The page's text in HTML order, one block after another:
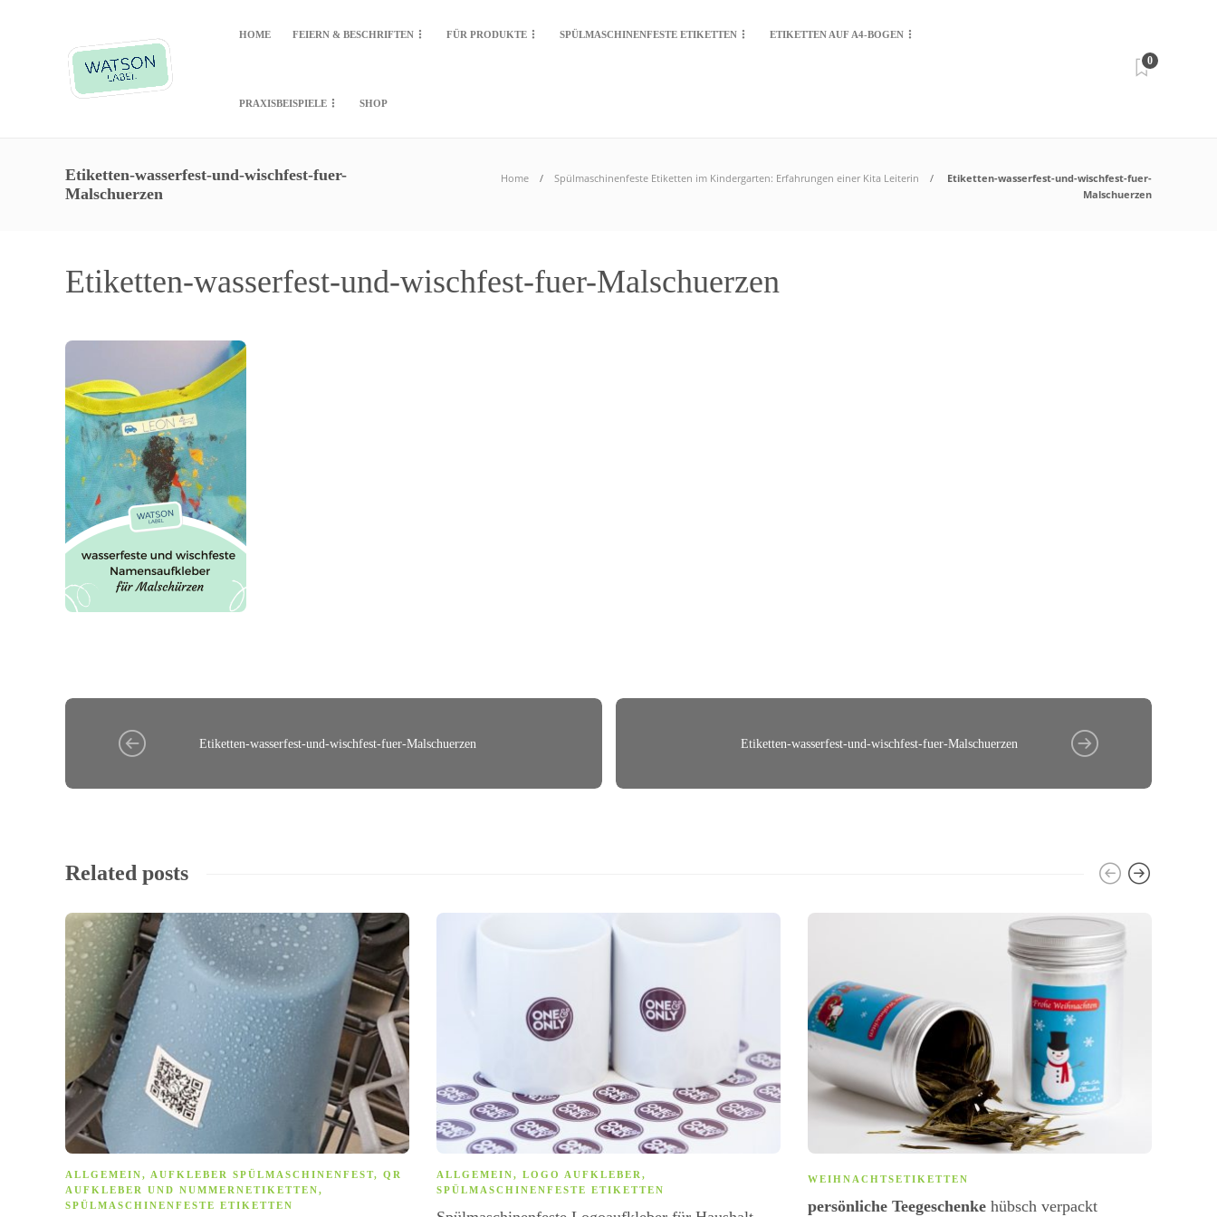
HOME FEIERN & BESCHRIFTEN FÜR PRODUKTE SPÜLMASCHINENFESTE ETIKETTEN ETIKETTEN AUF A4-BOGEN
PRAXISBEISPIELE SHOP
0
Etiketten-wasserfest-und-wischfest-fuer-
Malschuerzen
Home Spülmaschinenfeste Etiketten im Kindergarten: Erfahrungen einer Kita Leiterin
Etiketten-wasserfest-und-wischfest-fuer-
Malschuerzen
Etiketten-wasserfest-und-wischfest-fuer-Malschuerzen
Etiketten-wasserfest-und-wischfest-fuer-Malschuerzen Etiketten-wasserfest-und-wischfest-fuer-Malschuerzen
Related posts
ALLGEMEIN, AUFKLEBER SPÜLMASCHINENFEST, QR
AUFKLEBER UND NUMMERNETIKETTEN,
SPÜLMASCHINENFESTE ETIKETTEN
ALLGEMEIN, LOGO AUFKLEBER ,
SPÜLMASCHINENFESTE ETIKETTEN
WEIHNACHTSETIKETTEN
persönliche Teegeschenke hübsch verpackt